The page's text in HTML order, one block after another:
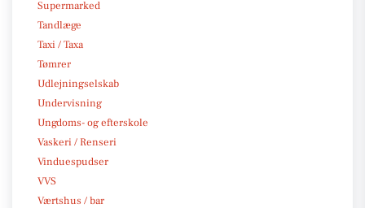
Supermarked
Tandlæge
Taxi / Taxa
Tømrer
Udlejningselskab
Undervisning
Ungdoms- og efterskole
Vaskeri / Renseri
Vinduespudser
VVS
Værtshus / bar